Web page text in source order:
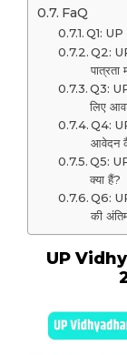
FaQ
Q1:
Q2:
पात्रता
Q3:
लिए
Q4:
आवेदन
Q5:
क्या हैं?
Q6:
की
UP